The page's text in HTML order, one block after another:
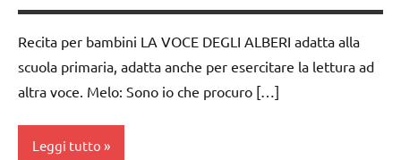
/
animali
ARGOMENTI
PER ETA'
5a
dai
6
anni
dettati
/
Recita per bambini LA VOCE DEGLI ALBERI adatta alla
scuola primaria, adatta anche per esercitare la lettura ad
altra voce. Melo: Sono io che procuro […]
Leggi tutto